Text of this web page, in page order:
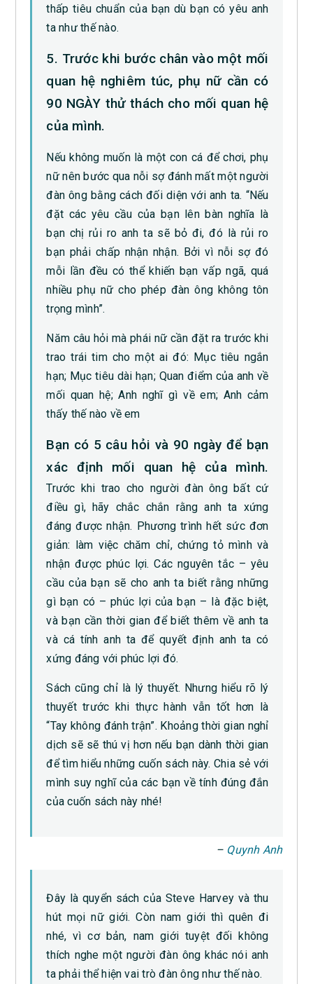
thấp tiêu chuẩn của bạn dù bạn có yêu anh
ta như thế nào.
5. Trước khi bước chân vào một mối
quan hệ nghiêm túc, phụ nữ cần có
90 NGÀY thử thách cho mối quan hệ
của mình.
Nếu không muốn là một con cá để chơi, phụ
nữ nên bước qua nỗi sợ đánh mất một người
đàn ông bằng cách đối diện với anh ta. “Nếu
đặt các yêu cầu của bạn lên bàn nghĩa là
bạn chị rủi ro anh ta sẽ bỏ đi, đó là rủi ro
bạn phải chấp nhận nhận. Bởi vì nỗi sợ đó
mỗi lần đều có thể khiến bạn vấp ngã, quá
nhiều phụ nữ cho phép đàn ông không tôn
trọng mình”.
Năm câu hỏi mà phái nữ cần đặt ra trước khi
trao trái tim cho một ai đó: Mục tiêu ngắn
hạn; Mục tiêu dài hạn; Quan điểm của anh về
mối quan hệ; Anh nghĩ gì về em; Anh cảm
thấy thế nào về em
Bạn có 5 câu hỏi và 90 ngày để bạn
xác định mối quan hệ của mình.
Trước khi trao cho người đàn ông bất cứ
điều gì, hãy chắc chắn rằng anh ta xứng
đáng được nhận. Phương trình hết sức đơn
giản: làm việc chăm chỉ, chứng tỏ mình và
nhận được phúc lợi. Các nguyên tắc – yêu
cầu của bạn sẽ cho anh ta biết rằng những
gì bạn có – phúc lợi của bạn – là đặc biệt,
và bạn cần thời gian để biết thêm về anh ta
và cá tính anh ta để quyết định anh ta có
xứng đáng với phúc lợi đó.
Sách cũng chỉ là lý thuyết. Nhưng hiểu rõ lý
thuyết trước khi thực hành vẫn tốt hơn là
“Tay không đánh trận”. Khoảng thời gian nghỉ
dịch sẽ sẽ thú vị hơn nếu bạn dành thời gian
để tìm hiểu những cuốn sách này. Chia sẻ với
mình suy nghĩ của các bạn về tính đúng đắn
của cuốn sách này nhé!
– Quynh Anh
Đây là quyển sách của Steve Harvey và thu
hút mọi nữ giới. Còn nam giới thì quên đi
nhé, vì cơ bản, nam giới tuyệt đối không
thích nghe một người đàn ông khác nói anh
ta phải thể hiện vai trò đàn ông như thế nào.